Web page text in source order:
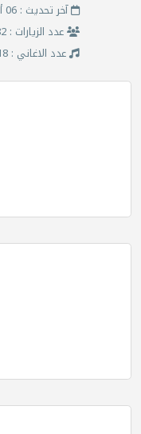
آخر تحديث : 06 أغسطس 2026 10:45 م
عدد الزيارات : 36,682
عدد الاغاني : 18